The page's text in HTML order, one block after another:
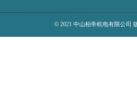
© 2021 中山柏帝机电有限公司